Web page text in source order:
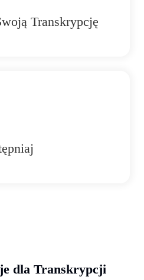
Transkrypcję
dla Transkrypcji